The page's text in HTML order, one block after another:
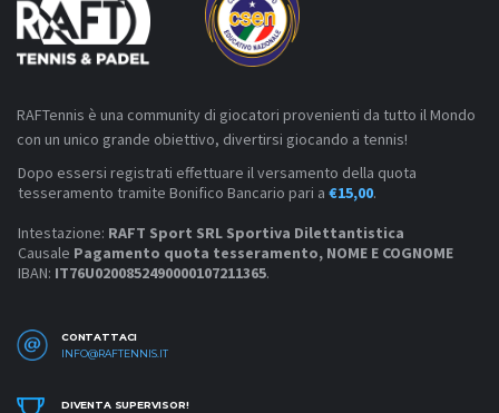
RAFTennis è una community di giocatori provenienti da tutto il Mondo
con un unico grande obiettivo, divertirsi giocando a tennis!
Dopo essersi registrati effettuare il versamento della quota
tesseramento tramite Bonifico Bancario pari a €15,00.
Intestazione: RAFT Sport SRL Sportiva Dilettantistica
Causale Pagamento quota tesseramento, NOME E COGNOME
IBAN: IT76U0200852490000107211365.
CONTATTACI
INFO@RAFTENNIS.IT
DIVENTA SUPERVISOR!